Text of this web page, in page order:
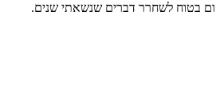
בטוח לשחרר דברים שנשאתי שנים.